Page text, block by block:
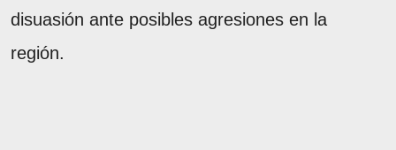
disuasión ante posibles agresiones en la
región.